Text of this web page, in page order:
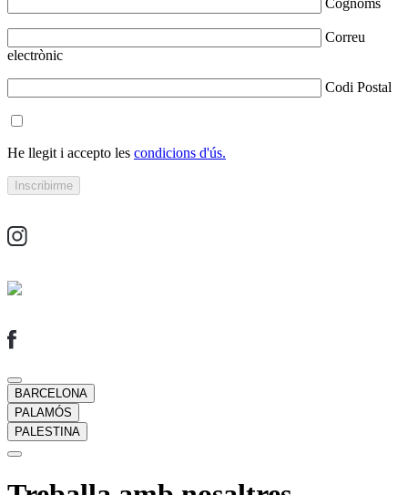
Cognoms
Correu
electrònic
Codi Postal
He llegit i accepto les condicions d'ús.
BARCELONA
PALAMÓS
PALESTINA